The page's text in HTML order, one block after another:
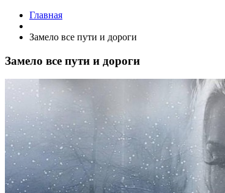
Главная
Замело все пути и дороги
Замело все пути и дороги